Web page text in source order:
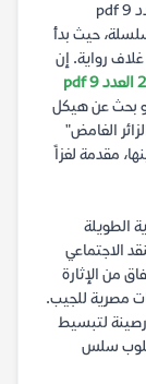
حيث بدأ
رواية. إن
بحث عن هيكل
الغامض"
مقدمة لغزاً
الطويلة
الاجتماعي
من الإثارة
مصرية للجيب.
لتبسيط
سلس